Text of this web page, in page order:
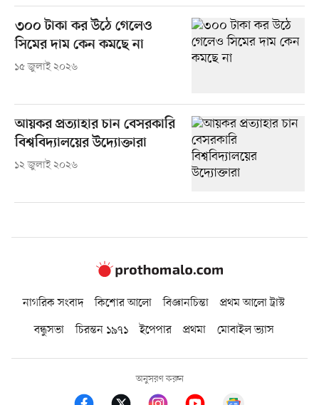
৩০০ টাকা কর উঠে গেলেও
সিমের দাম কেন কমছে না
১৫ জুলাই ২০২৬
আয়কর প্রত্যাহার চান বেসরকারি
বিশ্ববিদ্যালয়ের উদ্যোক্তারা
১২ জুলাই ২০২৬
নাগরিক সংবাদ কিশোর আলো বিজ্ঞানচিন্তা
প্রথম আলো ট্রাস্ট
বন্ধুসভা
চিরন্তন ১৯৭১ ইপেপার প্রথমা মোবাইল ভ্যাস
অনুসরণ করুন